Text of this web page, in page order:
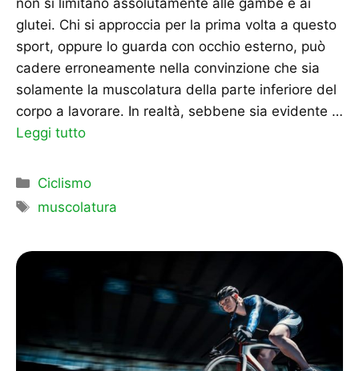
glutei. Chi si approccia per la prima volta a questo
sport, oppure lo guarda con occhio esterno, può
cadere erroneamente nella convinzione che sia
solamente la muscolatura della parte inferiore del
corpo a lavorare. In realtà, sebbene sia evidente …
Leggi tutto
Categorie
Ciclismo
Tag
muscolatura